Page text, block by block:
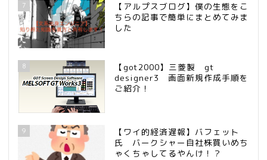
7
【アルプスブログ】僕の生態をこ
ちらの記事で簡単にまとめてみま
した
8
【got2000】三菱製 gt
designer3 画面新規作成手順を
ご紹介！
9
【ワイ的経済遅報】バフェット
氏 バークシャー自社株買いめち
ゃくちゃしてるやんけ！？